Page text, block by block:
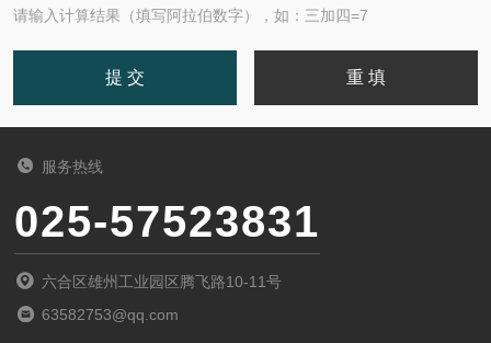
请输入计算结果（填写阿拉伯数字），如：三加四=7
服务热线
025-57523831
六合区雄州工业园区腾飞路10-11号
63582753@qq.com